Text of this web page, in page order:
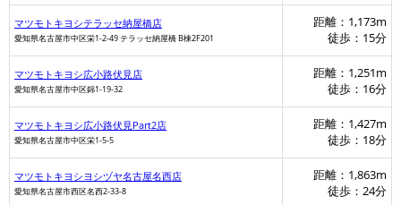
マツモトキヨシテラッセ納屋橋店
愛知県名古屋市中区栄1-2-49 テラッセ納屋橋 B棟2F201
距離：1,173m
徒歩：15分
マツモトキヨシ広小路伏見店
愛知県名古屋市中区錦1-19-32
距離：1,251m
徒歩：16分
マツモトキヨシ広小路伏見Part2店
愛知県名古屋市中区栄1-5-5
距離：1,427m
徒歩：18分
マツモトキヨシヨシヅヤ名古屋名西店
愛知県名古屋市西区名西2-33-8
距離：1,863m
徒歩：24分